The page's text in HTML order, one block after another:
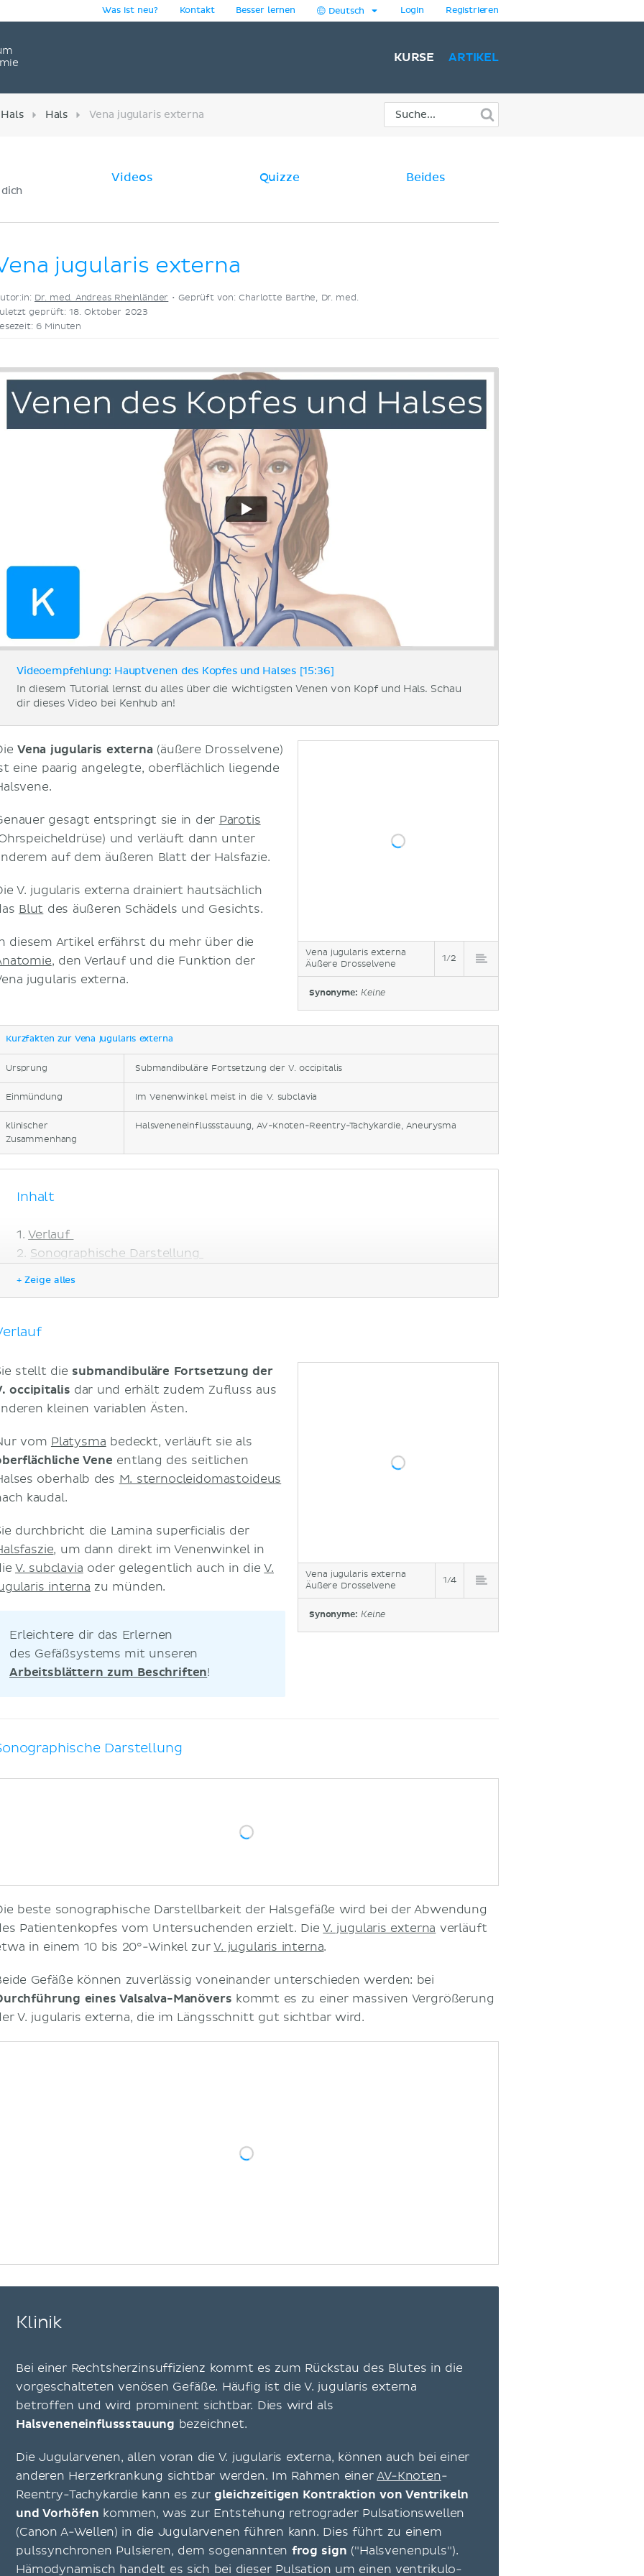
Was ist neu? Kontakt Besser lernen Deutsch Login Registrieren
KURSE ARTIKEL
Hals Vena jugularis externa
Videos Quizze Beides
jugularis externa
Dr. med. Andreas Rheinländer •Geprüft von: Charlotte Barthe, Dr. med.
geprüft: 18. Oktober 2023
6 Minuten
Videoempfehlung: Hauptvenen des Kopfes und Halses [15:36]
In diesem Tutorial lernst du alles über die wichtigsten Venen von Kopf und Hals. Schau
dir dieses Video bei Kenhub an!
Vena jugularis externa
Äußere Drosselvene
1/2
Synonyme: Keine
Vena jugularis externa (äußere Drosselvene)
eine paarig angelegte, oberflächlich liegende
gesagt entspringt sie in der Parotis
und verläuft dann unter
auf dem äußeren Blatt der Halsfazie.
V. jugularis externa drainiert hautsächlich
Blut des äußeren Schädels und Gesichts.
diesem Artikel erfährst du mehr über die
, den Verlauf und die Funktion der
jugularis externa.
Kurzfakten zur Vena jugularis externa
Ursprung Submandibuläre Fortsetzung der V. occipitalis
Einmündung Im Venenwinkel meist in die V. subclavia
klinischer
Zusammenhang
Halsveneneinflussstauung, AV-Knoten-Reentry-Tachykardie, Aneurysma
Inhalt
Verlauf
Sonographische Darstellung
+ Zeige alles
Vena jugularis externa
Äußere Drosselvene
1/4
Synonyme: Keine
stellt die submandibuläre Fortsetzung der
occipitalis dar und erhält zudem Zufluss aus
kleinen variablen Ästen.
vom Platysma bedeckt, verläuft sie als
Vene entlang des seitlichen
oberhalb des M. sternocleidomastoideus
kaudal.
durchbricht die Lamina superficialis der
, um dann direkt im Venenwinkel in
V. subclavia oder gelegentlich auch in dieV.
interna zu münden.
Erleichtere dir das Erlernen
des Gefäßsystems mit unseren
Arbeitsblättern zum Beschriften!
Darstellung
beste sonographische Darstellbarkeit der Halsgefäße wird bei der Abwendung
Patientenkopfes vom Untersuchenden erzielt. DieV. jugularis externa verläuft
in einem 10 bis 20°-Winkel zurV. jugularis interna.
Gefäße können zuverlässig voneinander unterschieden werden: bei
eines Valsalva-Manövers kommt es zu einer massiven Vergrößerung
V. jugularis externa, die im Längsschnitt gut sichtbar wird.
Klinik
Bei einer Rechtsherzinsuffizienz kommt es zum Rückstau des Blutes in die
vorgeschalteten venösen Gefäße. Häufig ist die V. jugularis externa
betroffen und wird prominent sichtbar. Dies wird als
Halsveneneinflussstauung bezeichnet.
Die Jugularvenen, allen voran die V. jugularis externa, können auch bei einer
anderen Herzerkrankung sichtbar werden. Im Rahmen einerAV-Knoten-
Reentry-Tachykardie kann es zurgleichzeitigen Kontraktion von Ventrikeln
und Vorhöfen kommen, was zur Entstehung retrograder Pulsationswellen
(Canon A-Wellen) in die Jugularvenen führen kann. Dies führt zu einem
pulssynchronen Pulsieren, dem sogenannten frog sign ("Halsvenenpuls").
Hämodynamisch handelt es sich bei dieser Pulsation um einen ventrikulo-